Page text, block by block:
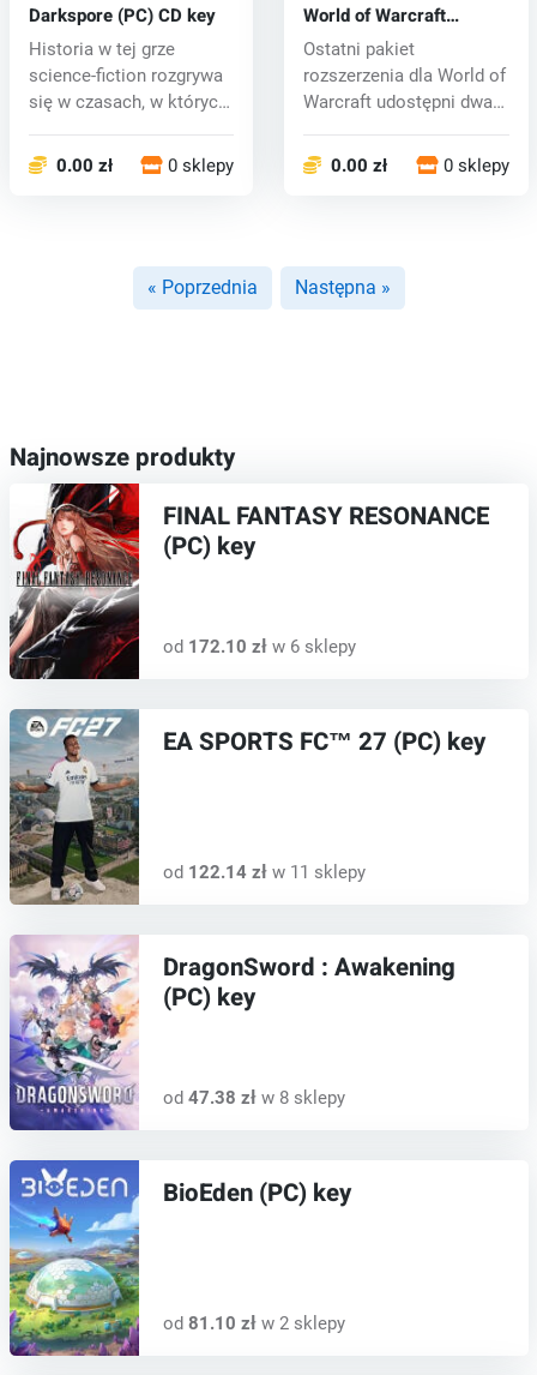
Darkspore (PC) CD key
Historia w tej grze
science-fiction rozgrywa
się w czasach, w których
0.00 zł 0 sklepy
World of Warcraft
Cataclysm (PC) CD key
Ostatni pakiet
rozszerzenia dla World of
Warcraft udostępni dwa
0.00 zł 0 sklepy
« Poprzednia Następna »
Najnowsze produkty
FINAL FANTASY RESONANCE
(PC) key
od 172.10 złw 6 sklepy
EA SPORTS FC™ 27 (PC) key
od 122.14 złw 11 sklepy
DragonSword : Awakening
(PC) key
od 47.38 złw 8 sklepy
BioEden (PC) key
od 81.10 złw 2 sklepy